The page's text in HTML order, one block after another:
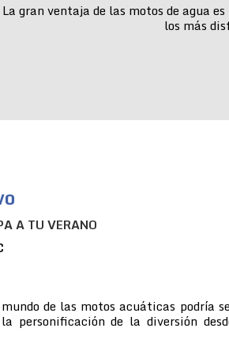
La gran ventaja de las motos de agua
los más
A TU VERANO
de las motos acuáticas podría
personificación de la diversión